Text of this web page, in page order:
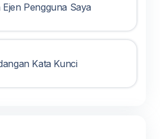
Pengguna Saya
Kata Kunci